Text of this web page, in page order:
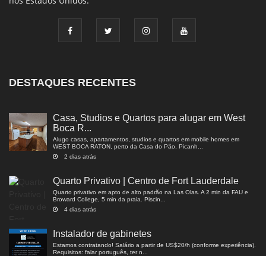
DESTAQUES RECENTES
Casa, Studios e Quartos para alugar em West
Boca R...
Alugo casas, apartamentos, studios e quartos em mobile homes em
WEST BOCA RATON, perto da Casa do Pão, Picanh...
2 dias atrás
Quarto Privativo | Centro de Fort Lauderdale
Quarto privativo em apto de alto padrão na Las Olas. A 2 min da FAU e
Broward College, 5 min da praia. Piscin...
4 dias atrás
Instalador de gabinetes
Estamos contratando! Salário a partir de US$20/h (conforme experiência).
Requisitos: falar português, ter n...